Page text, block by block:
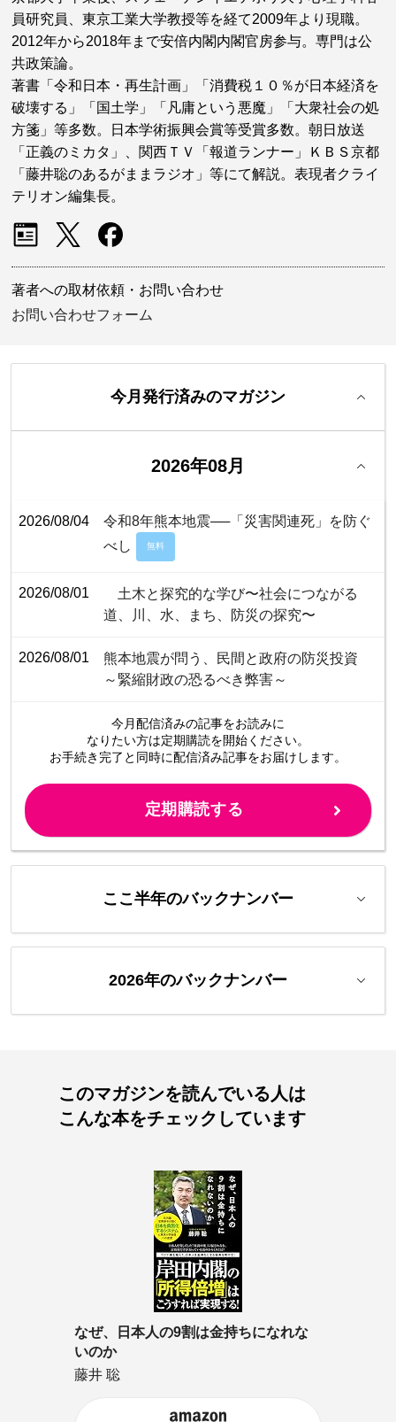
員研究員、東京工業大学教授等を経て2009年より現職。
2012年から2018年まで安倍内閣内閣官房参与。専門は公
共政策論。
著書「令和日本・再生計画」「消費税１０％が日本経済を
破壊する」「国土学」「凡庸という悪魔」「大衆社会の処
方箋」等多数。日本学術振興会賞等受賞多数。朝日放送
「正義のミカタ」、関西ＴＶ「報道ランナー」ＫＢＳ京都
「藤井聡のあるがままラジオ」等にて解説。表現者クライ
テリオン編集長。
著者への取材依頼・お問い合わせ
お問い合わせフォーム
今月発行済みのマガジン
2026年08月
2026/08/04
令和8年熊本地震──「災害関連死」を防ぐ
べし
無料
2026/08/01
土木と探究的な学び〜社会につながる
道、川、水、まち、防災の探究〜
2026/08/01
熊本地震が問う、民間と政府の防災投資
～緊縮財政の恐るべき弊害～
今月配信済みの記事をお読みに
なりたい方は定期購読を開始ください。
お手続き完了と同時に配信済み記事をお届けします。
定期購読する
ここ半年のバックナンバー
2026年のバックナンバー
このマガジンを読んでいる人は
こんな本をチェックしています
なぜ、日本人の9割は金持ちになれな
いのか
藤井 聡